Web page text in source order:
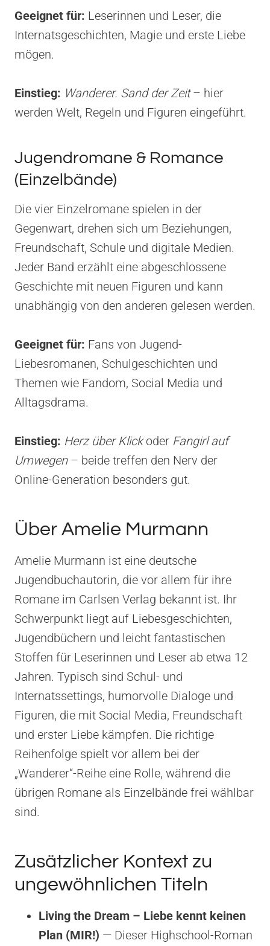
Geeignet für: Leserinnen und Leser, die
Internatsgeschichten, Magie und erste Liebe
mögen.
Einstieg: Wanderer. Sand der Zeit– hier
werden Welt, Regeln und Figuren eingeführt.
Jugendromane & Romance
(Einzelbände)
Die vier Einzelromane spielen in der
Gegenwart, drehen sich um Beziehungen,
Freundschaft, Schule und digitale Medien.
Jeder Band erzählt eine abgeschlossene
Geschichte mit neuen Figuren und kann
unabhängig von den anderen gelesen werden.
Geeignet für: Fans von Jugend-
Liebesromanen, Schulgeschichten und
Themen wie Fandom, Social Media und
Alltagsdrama.
Einstieg: Herz über Klickoder Fangirl auf
Umwegen– beide treffen den Nerv der
Online-Generation besonders gut.
Über Amelie Murmann
Amelie Murmann ist eine deutsche
Jugendbuchautorin, die vor allem für ihre
Romane im Carlsen Verlag bekannt ist. Ihr
Schwerpunkt liegt auf Liebesgeschichten,
Jugendbüchern und leicht fantastischen
Stoffen für Leserinnen und Leser ab etwa 12
Jahren. Typisch sind Schul- und
Internatssettings, humorvolle Dialoge und
Figuren, die mit Social Media, Freundschaft
und erster Liebe kämpfen. Die richtige
Reihenfolge spielt vor allem bei der
„Wanderer“-Reihe eine Rolle, während die
übrigen Romane als Einzelbände frei wählbar
sind.
Zusätzlicher Kontext zu
ungewöhnlichen Titeln
Living the Dream – Liebe kennt keinen
Plan (MIR!) — Dieser Highschool-Roman